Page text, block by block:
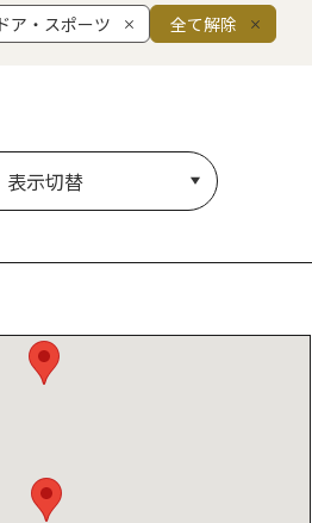
ア・スポーツ 全て解除
表示切替